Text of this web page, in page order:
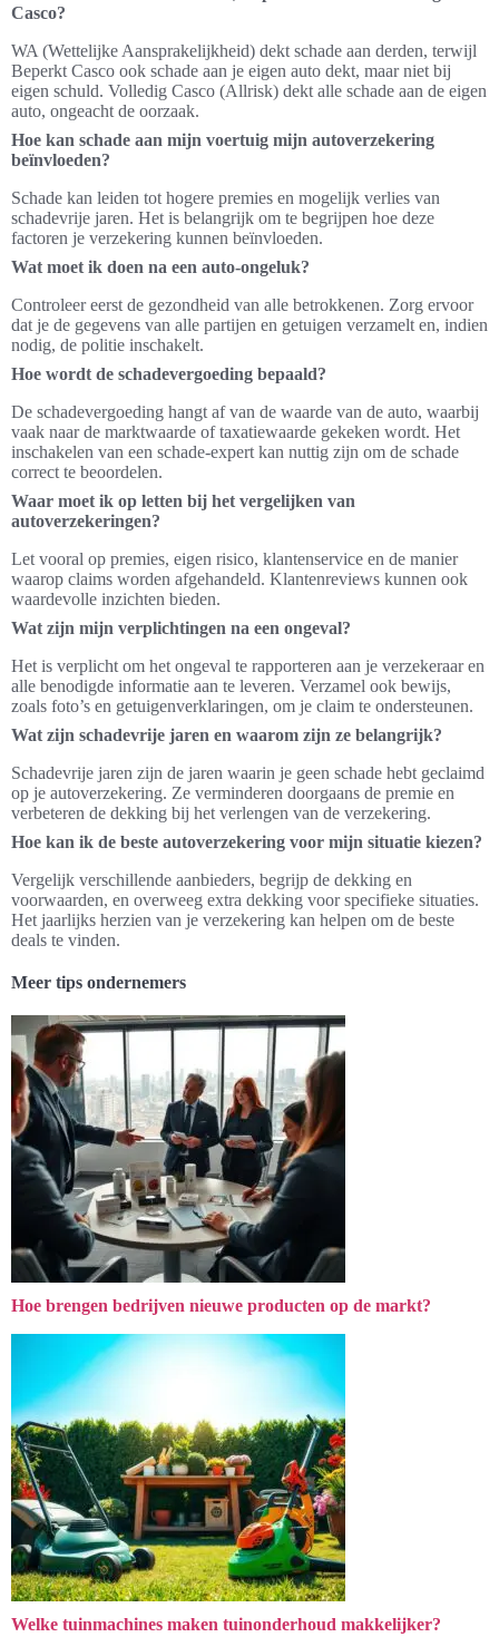
Casco?
WA (Wettelijke Aansprakelijkheid) dekt schade aan derden, terwijl
Beperkt Casco ook schade aan je eigen auto dekt, maar niet bij
eigen schuld. Volledig Casco (Allrisk) dekt alle schade aan de eigen
auto, ongeacht de oorzaak.
Hoe kan schade aan mijn voertuig mijn autoverzekering
beïnvloeden?
Schade kan leiden tot hogere premies en mogelijk verlies van
schadevrije jaren. Het is belangrijk om te begrijpen hoe deze
factoren je verzekering kunnen beïnvloeden.
Wat moet ik doen na een auto-ongeluk?
Controleer eerst de gezondheid van alle betrokkenen. Zorg ervoor
dat je de gegevens van alle partijen en getuigen verzamelt en, indien
nodig, de politie inschakelt.
Hoe wordt de schadevergoeding bepaald?
De schadevergoeding hangt af van de waarde van de auto, waarbij
vaak naar de marktwaarde of taxatiewaarde gekeken wordt. Het
inschakelen van een schade-expert kan nuttig zijn om de schade
correct te beoordelen.
Waar moet ik op letten bij het vergelijken van
autoverzekeringen?
Let vooral op premies, eigen risico, klantenservice en de manier
waarop claims worden afgehandeld. Klantenreviews kunnen ook
waardevolle inzichten bieden.
Wat zijn mijn verplichtingen na een ongeval?
Het is verplicht om het ongeval te rapporteren aan je verzekeraar en
alle benodigde informatie aan te leveren. Verzamel ook bewijs,
zoals foto’s en getuigenverklaringen, om je claim te ondersteunen.
Wat zijn schadevrije jaren en waarom zijn ze belangrijk?
Schadevrije jaren zijn de jaren waarin je geen schade hebt geclaimd
op je autoverzekering. Ze verminderen doorgaans de premie en
verbeteren de dekking bij het verlengen van de verzekering.
Hoe kan ik de beste autoverzekering voor mijn situatie kiezen?
Vergelijk verschillende aanbieders, begrijp de dekking en
voorwaarden, en overweeg extra dekking voor specifieke situaties.
Het jaarlijks herzien van je verzekering kan helpen om de beste
deals te vinden.
Meer tips ondernemers
Hoe brengen bedrijven nieuwe producten op de markt?
Welke tuinmachines maken tuinonderhoud makkelijker?